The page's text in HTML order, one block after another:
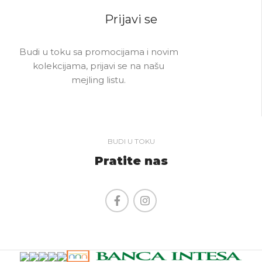
Prijavi se
Budi u toku sa promocijama i novim
kolekcijama, prijavi se na našu
mejling listu.
BUDI U TOKU
Pratite nas